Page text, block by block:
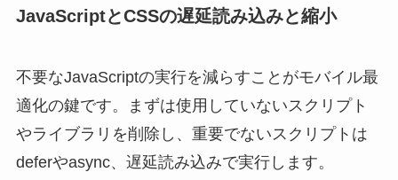
JavaScriptとCSSの遅延読み込みと縮小
不要なJavaScriptの実行を減らすことがモバイル最
適化の鍵です。まずは使用していないスクリプト
やライブラリを削除し、重要でないスクリプトは
deferやasync、遅延読み込みで実行します。